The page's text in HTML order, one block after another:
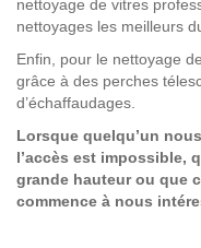
nettoyage de vitres
nettoyages les meilleurs
Enfin, pour le nettoyage
grâce à des perches
d’échaffaudages.
Lorsque quelqu’un
l’accès est impossible,
grande hauteur ou que
commence à nous